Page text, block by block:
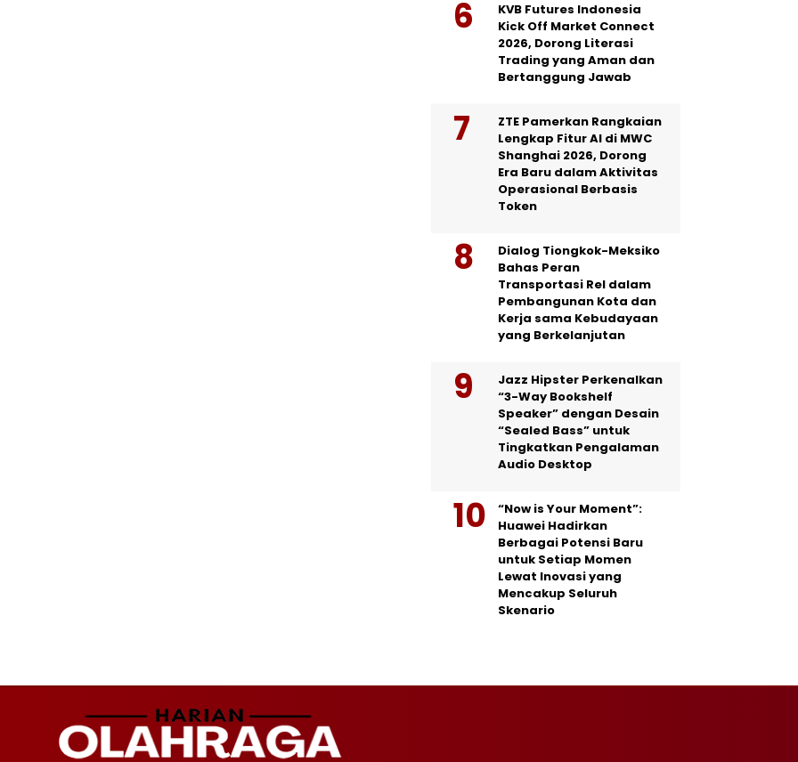
KVB Futures Indonesia
Kick Off Market Connect
2026, Dorong Literasi
Trading yang Aman dan
Bertanggung Jawab
ZTE Pamerkan Rangkaian
Lengkap Fitur AI di MWC
Shanghai 2026, Dorong
Era Baru dalam Aktivitas
Operasional Berbasis
Token
Dialog Tiongkok-Meksiko
Bahas Peran
Transportasi Rel dalam
Pembangunan Kota dan
Kerja sama Kebudayaan
yang Berkelanjutan
Jazz Hipster Perkenalkan
“3-Way Bookshelf
Speaker” dengan Desain
“Sealed Bass” untuk
Tingkatkan Pengalaman
Audio Desktop
“Now is Your Moment”:
Huawei Hadirkan
Berbagai Potensi Baru
untuk Setiap Momen
Lewat Inovasi yang
Mencakup Seluruh
Skenario